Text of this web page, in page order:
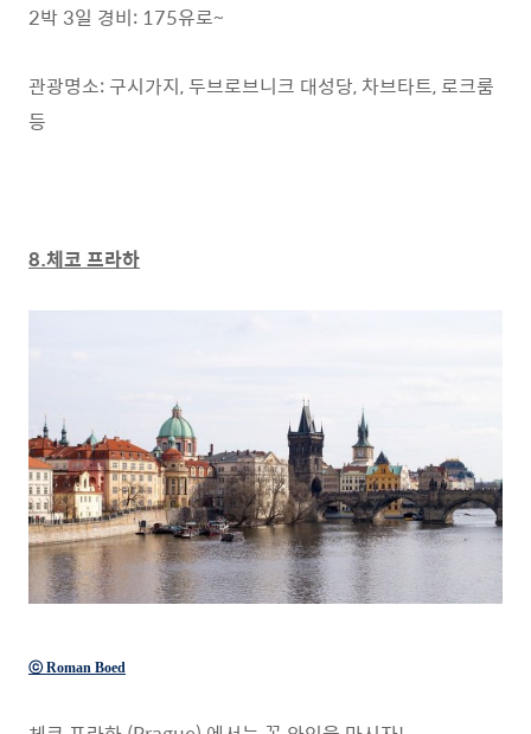
2박 3일 경비: 175유로~
관광명소: 구시가지, 두브로브니크 대성당, 차브타트, 로크룸
등
8.체코 프라하
ⓒ Roman Boed